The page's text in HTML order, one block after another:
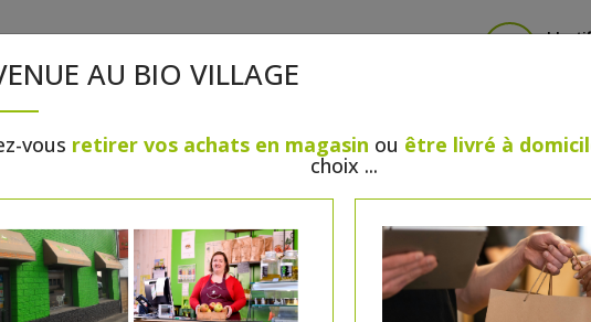
TRAITEUR BOULANGERIE / PÂTISSERIE SANS GLUTEN, SANS
DU CORPS BEAUTÉ HUILES ESSENTIELLES MAISON
AU BIO VILLAGE
vous retirer vos achats en magasin ou être livré à
choix ...